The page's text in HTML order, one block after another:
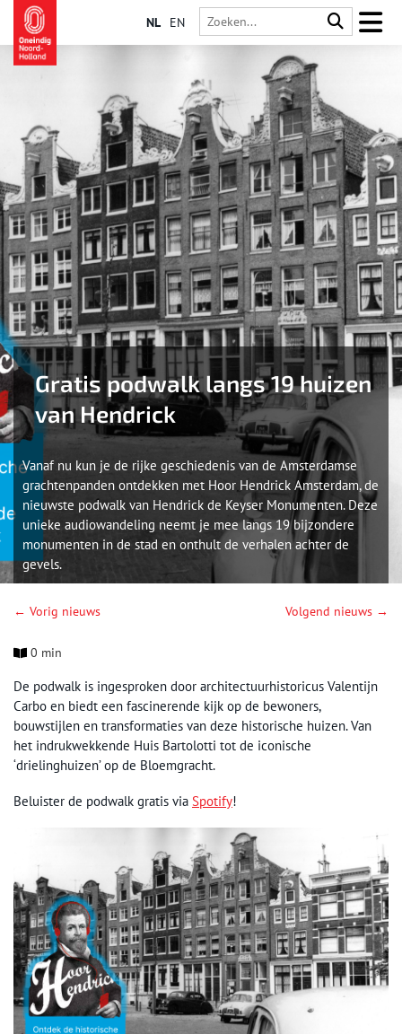
NL EN
Gratis podwalk langs 19 huizen
van Hendrick
Vanaf nu kun je de rijke geschiedenis van de Amsterdamse
grachtenpanden ontdekken met Hoor Hendrick Amsterdam, de
nieuwste podwalk van Hendrick de Keyser Monumenten. Deze
unieke audiowandeling neemt je mee langs 19 bijzondere
monumenten in de stad en onthult de verhalen achter de
gevels.
← Vorig nieuws Volgend nieuws →
0 min
De podwalk is ingesproken door architectuurhistoricus Valentijn
Carbo en biedt een fascinerende kijk op de bewoners,
bouwstijlen en transformaties van deze historische huizen. Van
het indrukwekkende Huis Bartolotti tot de iconische
‘drielinghuizen’ op de Bloemgracht.
Beluister de podwalk gratis via Spotify!